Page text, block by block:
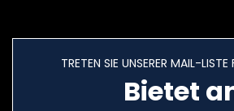
TRETEN SIE UNSERER MAIL-LISTE
Bietet